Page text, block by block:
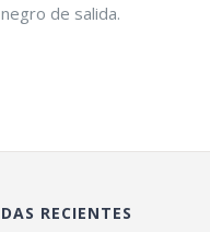
de salida.
RECIENTES